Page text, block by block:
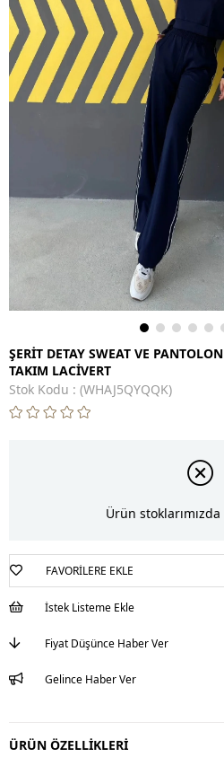
ŞERİT DETAY SWEAT VE
TAKIM LACİVERT
Stok Kodu
(WHAJ5QYQQK)
Ürün stoklarımızda
FAVORILERE EKLE
İstek Listeme Ekle
Fiyat Düşünce Haber Ver
Gelince Haber Ver
ÜRÜN ÖZELLIKLERI